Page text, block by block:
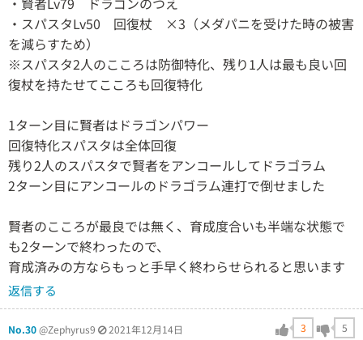
・スパスタLv50 回復杖 ×3（メダパニを受けた時の被害
を減らすため）
※スパスタ2人のこころは防御特化、残り1人は最も良い回
復杖を持たせてこころも回復特化
1ターン目に賢者はドラゴンパワー
回復特化スパスタは全体回復
残り2人のスパスタで賢者をアンコールしてドラゴラム
2ターン目にアンコールのドラゴラム連打で倒せました
賢者のこころが最良では無く、育成度合いも半端な状態で
も2ターンで終わったので、
育成済みの方ならもっと手早く終わらせられると思います
返信する
No.30@Zephyrus9 2021年12月14日 3 5